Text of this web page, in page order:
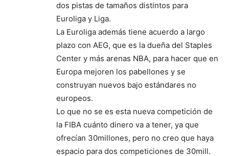
dos pistas de tamaños distintos para
Euroliga y Liga.
La Euroliga además tiene acuerdo a largo
plazo con AEG, que es la dueña del Staples
Center y más arenas NBA, para hacer que en
Europa mejoren los pabellones y se
construyan nuevos bajo estándares no
europeos.
Lo que no se es esta nueva competición de
la FIBA cuánto dinero va a tener, ya que
ofrecían 30millones, pero no creo que haya
espacio para dos competiciones de 30mill.